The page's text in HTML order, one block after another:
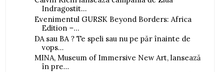
Indragostit...
Evenimentul GURSK Beyond Borders: Africa
Edition –...
DA sau BA ? Te speli sau nu pe păr înainte de
vops...
MINA, Museum of Immersive New Art, lansează
în pre...